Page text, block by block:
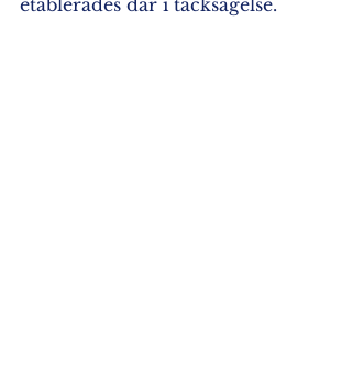
etablerades där i tacksägelse.